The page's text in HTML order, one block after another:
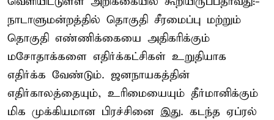
நாடாளுமன்றத்தில் தொகுதி சீரமைப்பு மற்றும்
தொகுதி எண்ணிக்கையை அதிகரிக்கும்
மசோதாக்களை எதிர்க்கட்சிகள் உறுதியாக
எதிர்க்க வேண்டும். ஜனநாயகத்தின்
எதிர்காலத்தையும், உரிமையையும் தீர்மானிக்கும்
மிக முக்கியமான பிரச்சினை இது. கடந்த ஏப்ரல்